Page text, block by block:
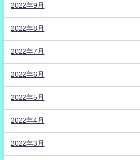
2022年9月
2022年8月
2022年7月
2022年6月
2022年5月
2022年4月
2022年3月